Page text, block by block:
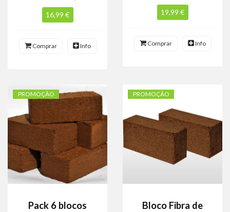
16,99 €
Comprar Info
19,99 €
Comprar Info
PROMOÇÃO
Pack 6 blocos
PROMOÇÃO
Bloco Fibra de